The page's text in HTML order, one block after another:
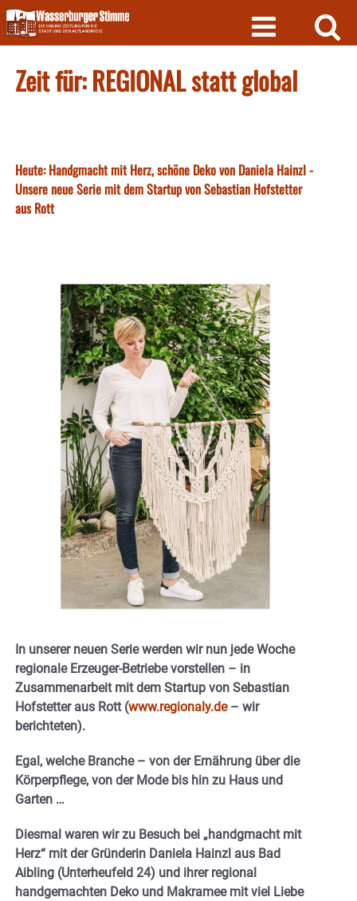
Skip
to
content
Zeit für: REGIONAL statt global
Heute: Handgmacht mit Herz, schöne Deko von Daniela Hainzl -
Unsere neue Serie mit dem Startup von Sebastian Hofstetter
aus Rott
In unserer neuen Serie werden wir nun jede Woche
regionale Erzeuger-Betriebe vorstellen – in
Zusammenarbeit mit dem Startup von Sebastian
Hofstetter aus Rott (www.regionaly.de– wir
berichteten).
Egal, welche Branche – von der Ernährung über die
Körperpflege, von der Mode bis hin zu Haus und
Garten …
Diesmal waren wir zu Besuch bei „handgmacht mit
Herz“ mit der Gründerin Daniela Hainzl aus Bad
Aibling (Unterheufeld 24) und ihrer regional
handgemachten Deko und Makramee mit viel Liebe